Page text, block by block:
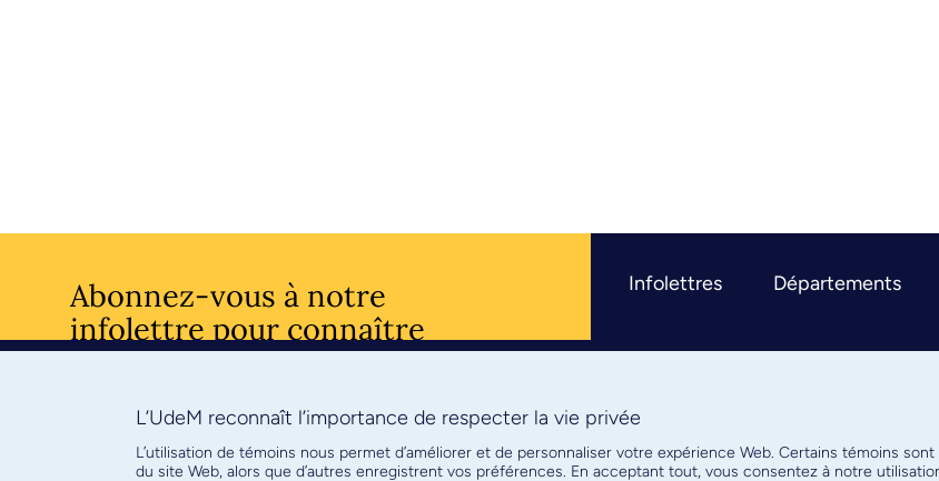
Abonnez-vous à notre
infolettre pour connaître
l’actualité facultaire
S'ABONNER
Infolettres Départements
L’UdeM reconnaît l’importance de respecter la vie privée
L’utilisation de témoins nous permet d’améliorer et de personnaliser votre expérience Web. Certains témoins
du site Web, alors que d’autres enregistrent vos préférences. En acceptant tout, vous consentez à notre